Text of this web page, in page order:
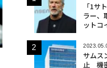
「1サ
ラー、
ットコ
サムス
止 機